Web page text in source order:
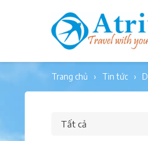
trang chủ tin tức
Tất cả